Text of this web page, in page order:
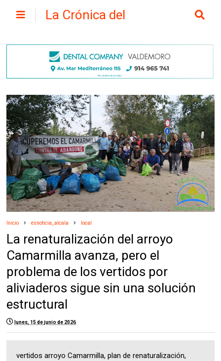
La Crónica del
Inicio esnoticia_alcala local
La renaturalización del arroyo
Camarmilla avanza, pero el
problema de los vertidos por
aliviaderos sigue sin una solución
estructural
lunes, 15 de junio de 2026
vertidos arroyo Camarmilla, plan de renaturalización,